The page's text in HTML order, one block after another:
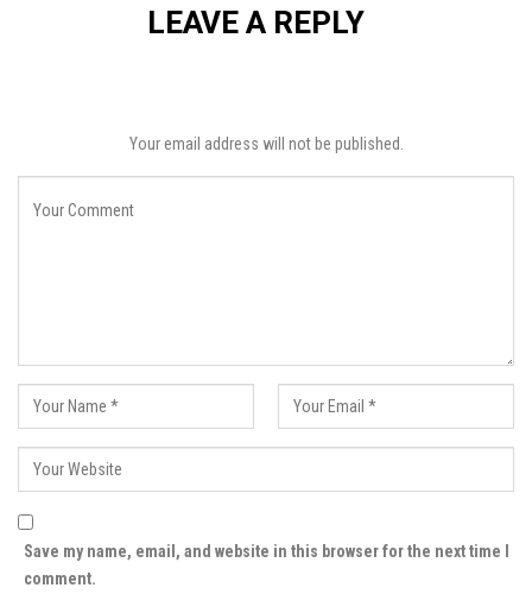
LEAVE A REPLY
Your email address will not be published.
Save my name, email, and website in this browser for the next time I
comment.